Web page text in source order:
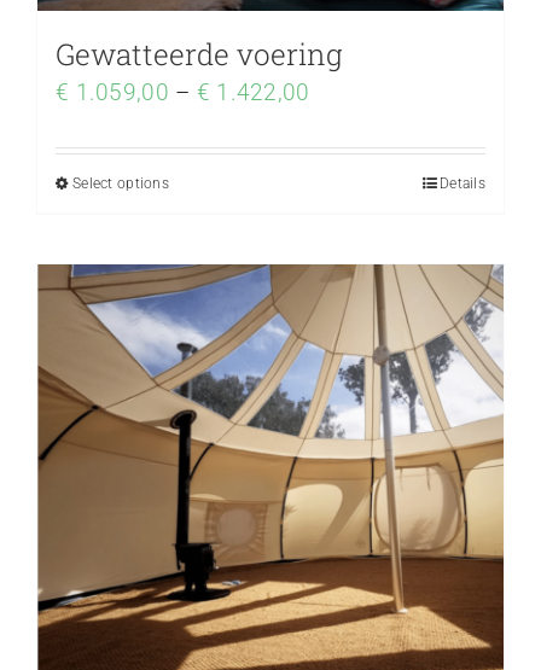
Gewatteerde voering
€ 1.059,00 – € 1.422,00
Select options Details